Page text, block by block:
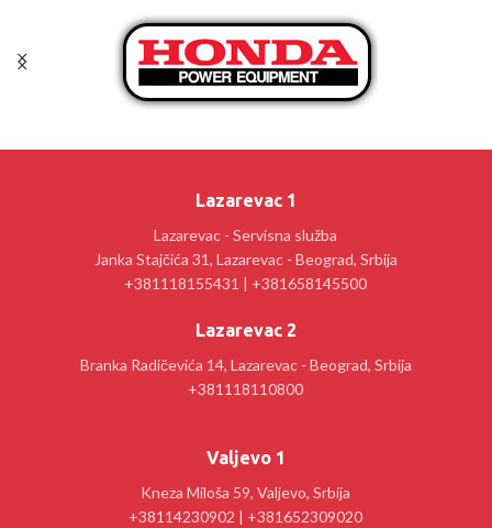
Lazarevac 1
Lazarevac - Servisna služba
Janka Stajčića 31, Lazarevac - Beograd, Srbija
+381118155431 | +381658145500
Lazarevac 2
Branka Radičevića 14, Lazarevac - Beograd, Srbija
+381118110800
Valjevo 1
Kneza Miloša 59, Valjevo, Srbija
+38114230902 | +381652309020